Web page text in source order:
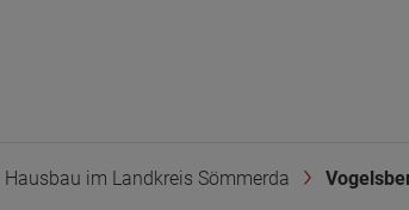
Hausbau im Landkreis Sömmerda